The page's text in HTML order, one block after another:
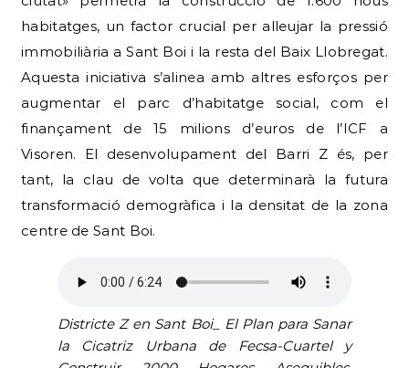
Aquesta iniciativa s’alinea amb altres esforços per
augmentar el parc d’habitatge social, com el
finançament de 15 milions d’euros de l’ICF a
Visoren. El desenvolupament del Barri Z és, per
tant, la clau de volta que determinarà la futura
transformació demogràfica i la densitat de la zona
centre de Sant Boi.
la Cicatriz Urbana de Fecsa-Cuartel y
PodCast de Geimini Ai.
Anàlisi Estratègica de la Regeneració Urbana del Sector Fecsa-